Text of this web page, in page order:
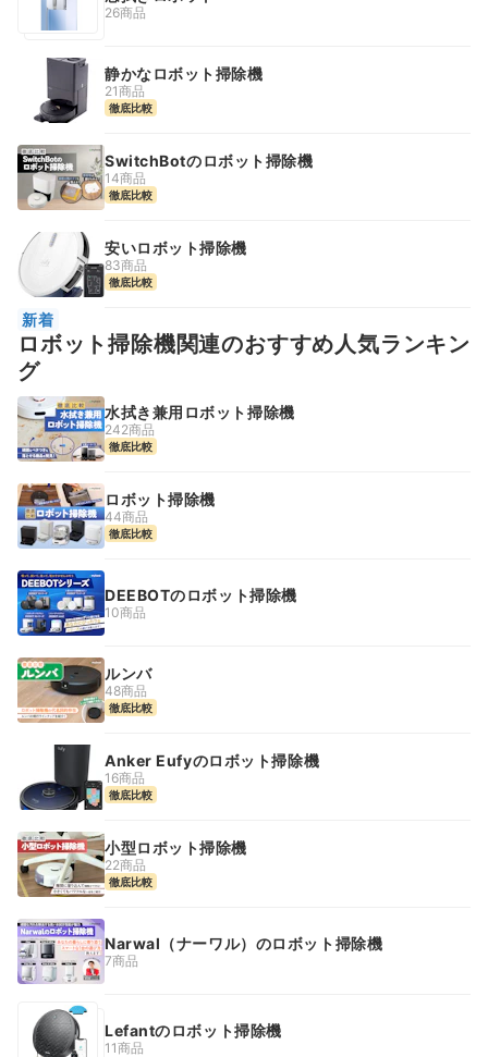
26商品
静かなロボット掃除機
21商品
徹底比較
SwitchBotのロボット掃除機
14商品
徹底比較
安いロボット掃除機
83商品
徹底比較
新着
ロボット掃除機関連のおすすめ人気ランキン
グ
水拭き兼用ロボット掃除機
242商品
徹底比較
ロボット掃除機
44商品
徹底比較
DEEBOTのロボット掃除機
10商品
ルンバ
48商品
徹底比較
Anker Eufyのロボット掃除機
16商品
徹底比較
小型ロボット掃除機
22商品
徹底比較
Narwal（ナーワル）のロボット掃除機
7商品
Lefantのロボット掃除機
11商品